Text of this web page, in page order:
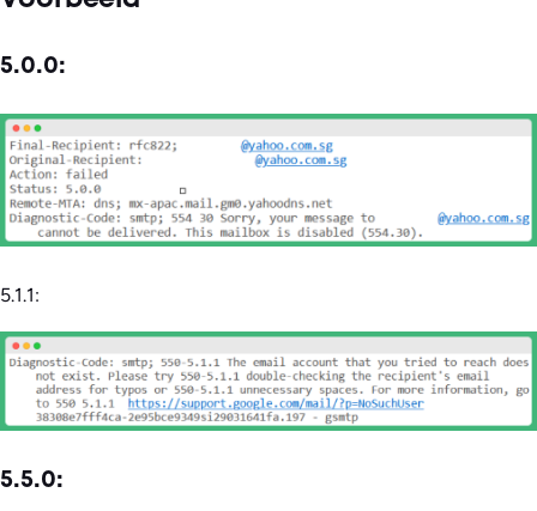
5.0.0:
5.1.1:
5.5.0: